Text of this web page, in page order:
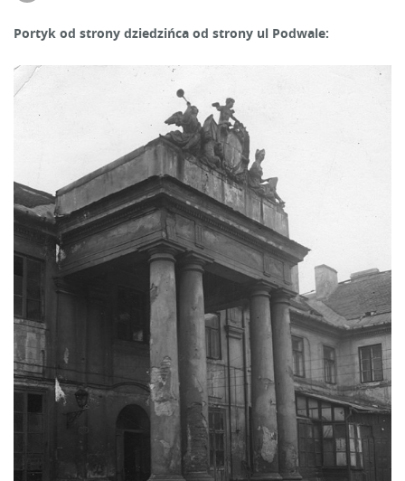
Portyk od strony dziedzińca od strony ul Podwale: